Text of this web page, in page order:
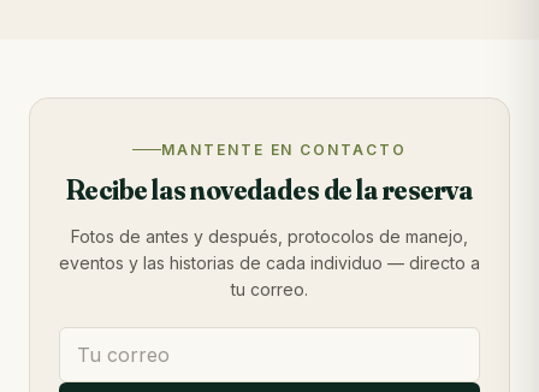
MANTENTE EN CONTACTO
Recibe las novedades de la reserva
Fotos de antes y después, protocolos de manejo,
eventos y las historias de cada individuo — directo a
tu correo.